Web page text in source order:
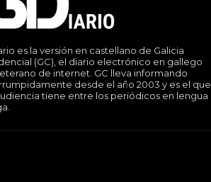
es la versión en castellano de Galicia
(GC), el diario electrónico en gallego
de internet. GC lleva informando
desde el año 2003 y es el que
tiene entre los periódicos en lengua